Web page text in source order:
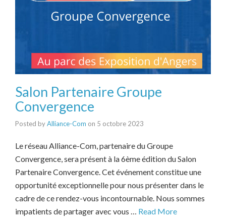
Salon Partenaire Groupe
Convergence
Posted byAlliance-Com on 5 octobre 2023
Le réseau Alliance-Com, partenaire du Groupe
Convergence, sera présent à la 6ème édition du Salon
Partenaire Convergence. Cet événement constitue une
opportunité exceptionnelle pour nous présenter dans le
cadre de ce rendez-vous incontournable. Nous sommes
impatients de partager avec vous … Read More